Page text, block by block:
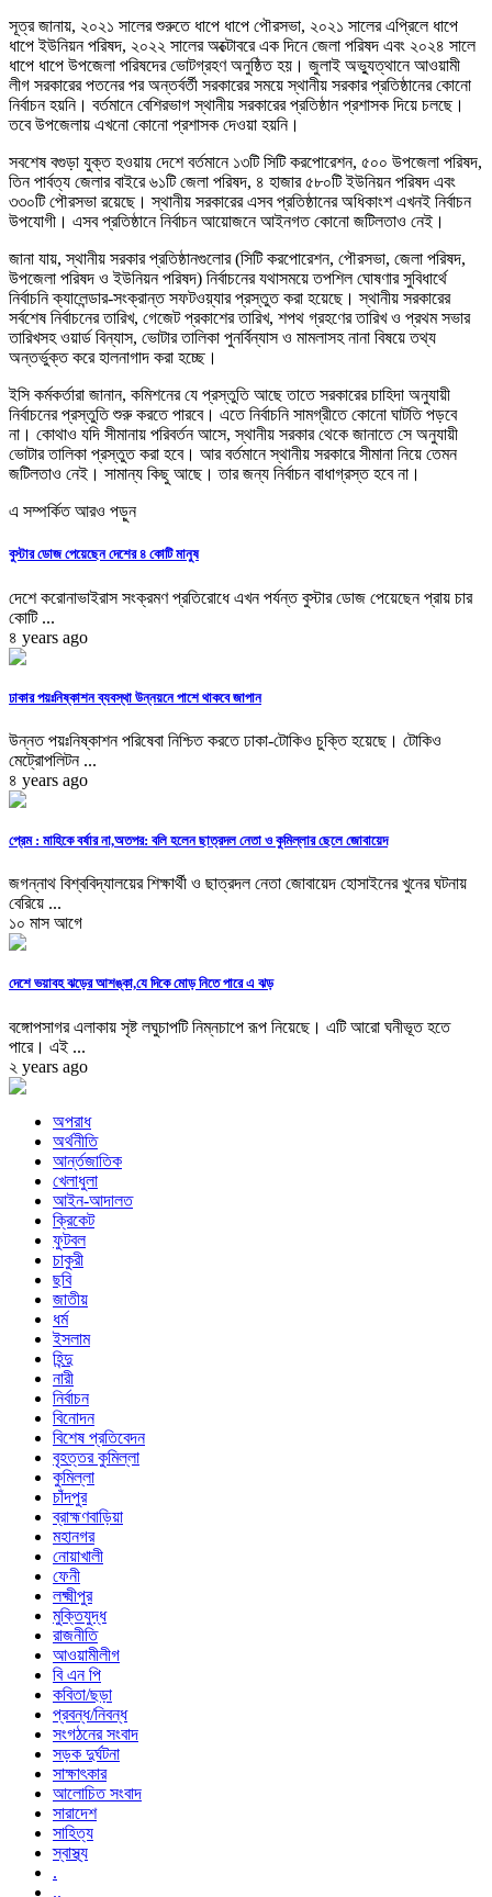
সূত্র জানায়, ২০২১ সালের শুরুতে ধাপে ধাপে পৌরসভা, ২০২১ সালের এপ্রিলে ধাপে
ধাপে ইউনিয়ন পরিষদ, ২০২২ সালের অক্টোবরে এক দিনে জেলা পরিষদ এবং ২০২৪ সালে
ধাপে ধাপে উপজেলা পরিষদের ভোটগ্রহণ অনুষ্ঠিত হয়। জুলাই অভ্যুত্থানে আওয়ামী
লীগ সরকারের পতনের পর অন্তর্বর্তী সরকারের সময়ে স্থানীয় সরকার প্রতিষ্ঠানের কোনো
নির্বাচন হয়নি। বর্তমানে বেশিরভাগ স্থানীয় সরকারের প্রতিষ্ঠান প্রশাসক দিয়ে চলছে।
তবে উপজেলায় এখনো কোনো প্রশাসক দেওয়া হয়নি।
সবশেষ বগুড়া যুক্ত হওয়ায় দেশে বর্তমানে ১৩টি সিটি করপোরেশন, ৫০০ উপজেলা পরিষদ,
তিন পার্বত্য জেলার বাইরে ৬১টি জেলা পরিষদ, ৪ হাজার ৫৮০টি ইউনিয়ন পরিষদ এবং
৩৩০টি পৌরসভা রয়েছে। স্থানীয় সরকারের এসব প্রতিষ্ঠানের অধিকাংশ এখনই নির্বাচন
উপযোগী। এসব প্রতিষ্ঠানে নির্বাচন আয়োজনে আইনগত কোনো জটিলতাও নেই।
জানা যায়, স্থানীয় সরকার প্রতিষ্ঠানগুলোর (সিটি করপোরেশন, পৌরসভা, জেলা পরিষদ,
উপজেলা পরিষদ ও ইউনিয়ন পরিষদ) নির্বাচনের যথাসময়ে তপশিল ঘোষণার সুবিধার্থে
নির্বাচনি ক্যালেন্ডার-সংক্রান্ত সফটওয়্যার প্রস্তুত করা হয়েছে। স্থানীয় সরকারের
সর্বশেষ নির্বাচনের তারিখ, গেজেট প্রকাশের তারিখ, শপথ গ্রহণের তারিখ ও প্রথম সভার
তারিখসহ ওয়ার্ড বিন্যাস, ভোটার তালিকা পুনর্বিন্যাস ও মামলাসহ নানা বিষয়ে তথ্য
অন্তর্ভুক্ত করে হালনাগাদ করা হচ্ছে।
ইসি কর্মকর্তারা জানান, কমিশনের যে প্রস্তুতি আছে তাতে সরকারের চাহিদা অনুযায়ী
নির্বাচনের প্রস্তুতি শুরু করতে পারবে। এতে নির্বাচনি সামগ্রীতে কোনো ঘাটতি পড়বে
না। কোথাও যদি সীমানায় পরিবর্তন আসে, স্থানীয় সরকার থেকে জানাতে সে অনুযায়ী
ভোটার তালিকা প্রস্তুত করা হবে। আর বর্তমানে স্থানীয় সরকারে সীমানা নিয়ে তেমন
জটিলতাও নেই। সামান্য কিছু আছে। তার জন্য নির্বাচন বাধাগ্রস্ত হবে না।
এ সম্পর্কিত আরও পড়ুন
বুস্টার ডোজ পেয়েছেন দেশের ৪ কোটি মানুষ
দেশে করোনাভাইরাস সংক্রমণ প্রতিরোধে এখন পর্যন্ত বুস্টার ডোজ পেয়েছেন প্রায় চার
কোটি ...
৪ years ago
ঢাকার পয়ঃনিষ্কাশন ব্যবস্থা উন্নয়নে পাশে থাকবে জাপান
উন্নত পয়ঃনিষ্কাশন পরিষেবা নিশ্চিত করতে ঢাকা-টোকিও চুক্তি হয়েছে। টোকিও
মেট্রোপলিটন ...
৪ years ago
প্রেম : মাহিকে বর্ষার না,অতপর: বলি হলেন ছাত্রদল নেতা ও কুমিল্লার ছেলে জোবায়েদ
জগন্নাথ বিশ্ববিদ্যালয়ের শিক্ষার্থী ও ছাত্রদল নেতা জোবায়েদ হোসাইনের খুনের ঘটনায়
বেরিয়ে ...
১০ মাস আগে
দেশে ভয়াবহ ঝড়ের আশঙ্কা,যে দিকে মোড় নিতে পারে এ ঝড়
বঙ্গোপসাগর এলাকায় সৃষ্ট লঘুচাপটি নিম্নচাপে রূপ নিয়েছে। এটি আরো ঘনীভূত হতে
পারে। এই ...
২ years ago
অপরাধ
অর্থনীতি
আর্ন্তজাতিক
খেলাধুলা
আইন-আদালত
ক্রিকেট
ফুটবল
চাকুরী
ছবি
জাতীয়
ধর্ম
ইসলাম
হিন্দু
নারী
নির্বাচন
বিনোদন
বিশেষ প্রতিবেদন
বৃহত্তর কুমিল্লা
কুমিল্লা
চাঁদপুর
ব্রাহ্মণবাড়িয়া
মহানগর
নোয়াখালী
ফেনী
লক্ষ্মীপুর
মুক্তিযুদ্ধ
রাজনীতি
আওয়ামীলীগ
বি এন পি
কবিতা/ছড়া
প্রবন্ধ/নিবন্ধ
সংগঠনের সংবাদ
সড়ক দুর্ঘটনা
সাক্ষাৎকার
আলোচিত সংবাদ
সারাদেশ
সাহিত্য
স্বাস্থ্য
.
..